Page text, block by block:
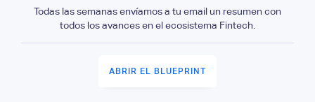
Todas las semanas envíamos a tu email un resumen con
todos los avances en el ecosistema Fintech.
ABRIR EL BLUEPRINT